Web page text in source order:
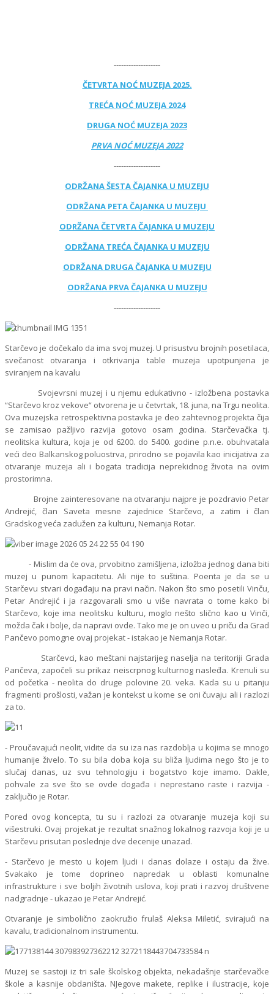
-------------------
ČETVRTA NOĆ MUZEJA 2025.
TREĆA NOĆ MUZEJA 2024
DRUGA NOĆ MUZEJA 2023
PRVA NOĆ MUZEJA 2022
-------------------
ODRŽANA ŠESTA ČAJANKA U MUZEJU
ODRŽANA PETA ČAJANKA U MUZEJU
ODRŽANA ČETVRTA ČAJANKA U MUZEJU
ODRŽANA TREĆA ČAJANKA U MUZEJU
ODRŽANA DRUGA ČAJANKA U MUZEJU
ODRŽANA PRVA ČAJANKA U MUZEJU
-------------------
Starčevo je dočekalo da ima svoj muzej. U prisustvu brojnih posetilaca,
svečanost otvaranja i otkrivanja table muzeja upotpunjena je
sviranjem na kavalu
Svojevrsni muzej i u njemu edukativno - izložbena postavka
“Starčevo kroz vekove“ otvorena je u četvrtak, 18. juna, na Trgu neolita.
Ova muzejska retrospektivna postavka je deo zahtevnog projekta čija
se zamisao pažljivo razvija gotovo osam godina. Starčevačka tj.
neolitska kultura, koja je od 6200. do 5400. godine p.n.e. obuhvatala
veći deo Balkanskog poluostrva, prirodno se pojavila kao inicijativa za
otvaranje muzeja ali i bogata tradicija neprekidnog života na ovim
prostorimna.
Brojne zainteresovane na otvaranju najpre je pozdravio Petar
Andrejić, član Saveta mesne zajednice Starčevo, a zatim i član
Gradskog veća zadužen za kulturu, Nemanja Rotar.
- Mislim da će ova, prvobitno zamišljena, izložba jednog dana biti
muzej u punom kapacitetu. Ali nije to suština. Poenta je da se u
Starčevu stvari događaju na pravi način. Nakon što smo posetili Vinču,
Petar Andrejić i ja razgovarali smo u više navrata o tome kako bi
Starčevo, koje ima neolitsku kulturu, moglo nešto slično kao u Vinči,
možda čak i bolje, da napravi ovde. Tako me je on uveo u priču da Grad
Pančevo pomogne ovaj projekat - istakao je Nemanja Rotar.
Starčevci, kao meštani najstarijeg naselja na teritoriji Grada
Pančeva, započeli su prikaz neiscrpnog kulturnog nasleđa. Krenuli su
od početka - neolita do druge polovine 20. veka. Kada su u pitanju
fragmenti prošlosti, važan je kontekst u kome se oni čuvaju ali i razlozi
za to.
- Proučavajući neolit, vidite da su iza nas razdoblja u kojima se mnogo
humanije živelo. To su bila doba koja su bliža ljudima nego što je to
slučaj danas, uz svu tehnologiju i bogatstvo koje imamo. Dakle,
pohvale za sve što se ovde događa i neprestano raste i razvija -
zaključio je Rotar.
Pored ovog koncepta, tu su i razlozi za otvaranje muzeja koji su
višestruki. Ovaj projekat je rezultat snažnog lokalnog razvoja koji je u
Starčevu prisutan poslednje dve decenije unazad.
- Starčevo je mesto u kojem ljudi i danas dolaze i ostaju da žive.
Svakako je tome doprineo napredak u oblasti komunalne
infrastrukture i sve boljih životnih uslova, koji prati i razvoj društvene
nadgradnje - ukazao je Petar Andrejić.
Otvaranje je simbolično zaokružio frulaš Aleksa Miletić, svirajući na
kavalu, tradicionalnom instrumentu.
Muzej se sastoji iz tri sale školskog objekta, nekadašnje starčevačke
škole a kasnije obdaništa. NJegove makete, replike i ilustracije, koje